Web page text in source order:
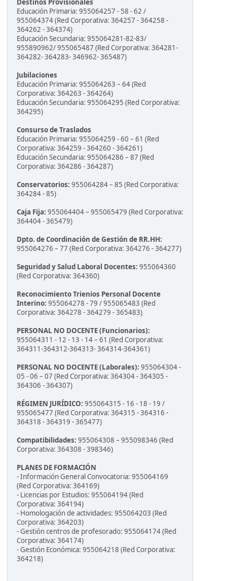
Destinos Provisionales
Educación Primaria: 955064257 - 58 - 62 /
955064374 (Red Corporativa: 364257 - 364258 -
364262 - 364374)
Educación Secundaria: 955064281-82-83/
955890962/ 955065487 (Red Corporativa: 364281-
364282- 364283- 346962- 365487)
Jubilaciones
Educación Primaria: 955064263 – 64 (Red
Corporativa: 364263 - 364264)
Educación Secundaria: 955064295 (Red Corporativa:
364295)
Consurso de Traslados
Educación Primaria: 955064259 - 60 – 61 (Red
Corporativa: 364259 - 364260 - 364261)
Educación Secundaria: 955064286 – 87 (Red
Corporativa: 364286 - 364287)
Conservatorios: 955064284 – 85 (Red Corporativa:
364284 - 85)
Caja Fija: 955064404 – 955065479 (Red Corporativa:
364404 - 365479)
Dpto. de Coordinación de Gestión de RR.HH:
955064276 – 77 (Red Corporativa: 364276 - 364277)
Seguridad y Salud Laboral Docentes: 955064360
(Red Corporativa: 364360)
Reconocimiento Trienios Personal Docente
Interino: 955064278 - 79 / 955065483 (Red
Corporativa: 364278 - 364279 - 365483)
PERSONAL NO DOCENTE (Funcionarios):
955064311 - 12 - 13 - 14 – 61 (Red Corporativa:
364311-364312-364313- 364314-364361)
PERSONAL NO DOCENTE (Laborales): 955064304 -
05 - 06 – 07 (Red Corporativa: 364304 - 364305 -
364306 - 364307)
RÉGIMEN JURÍDICO: 955064315 - 16 - 18 - 19 /
955065477 (Red Corporativa: 364315 - 364316 -
364318 - 364319 - 365477)
Compatibilidades: 955064308 – 955098346 (Red
Corporativa: 364308 - 398346)
PLANES DE FORMACIÓN
- Información General Convocatoria: 955064169
(Red Corporativa: 364169)
- Licencias por Estudios: 955064194 (Red
Corporativa: 364194)
- Homologación de actividades: 955064203 (Red
Corporativa: 364203)
- Gestión centros de profesorado: 955064174 (Red
Corporativa: 364174)
- Gestión Económica: 955064218 (Red Corporativa:
364218)